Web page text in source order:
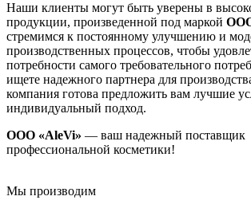
Наши клиенты могут быть уверены в
продукции, произведенной под маркой
стремимся к постоянному улучшению и
производственных процессов, чтобы
потребности самого требовательного
ищете надежного партнера для
компания готова предложить вам лучшие
индивидуальный подход.
ООО «AleVi» — ваш надежный поставщик
профессиональной косметики!
Мы производим